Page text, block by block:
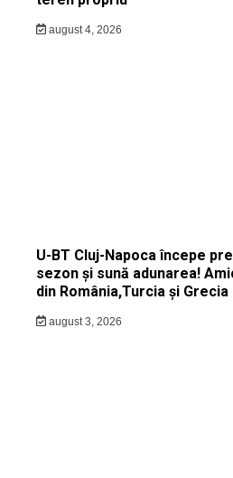
august 4, 2026
U-BT Cluj-Napoca începe
sezon și sună adunarea!
din România,Turcia și Grecia
august 3, 2026